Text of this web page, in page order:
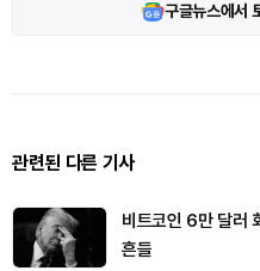
구글뉴스에서
관련된 다른 기사
비트코인 6만 달러
흔들